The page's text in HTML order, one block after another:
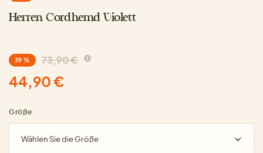
Herren Cordhemd Violett
39 % 73,90 €
44,90 €
Größe
Wählen Sie die Größe